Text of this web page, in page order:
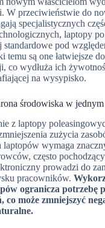
W przeciwieństwie do
specjalistycznych
laptopy
pod
temu są one łatwiejsze
co wydłuża ich
na wysypisko.
środowiska w jednym
z laptopy
zużycia
wymaga
często
prowadzi do
pracowników.
ogranicza potrzebę
co może zmniejszyć